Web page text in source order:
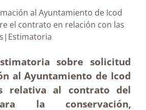
al Ayuntamiento de Icod
el contrato en relación con las
sobre solicitud
al Ayuntamiento de Icod
relativa al contrato del
la conservación,